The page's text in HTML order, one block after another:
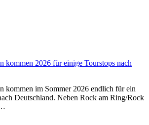
kommen 2026 für einige Tourstops nach
kommen im Sommer 2026 endlich für ein
Deutschland. Neben Rock am Ring/Rock